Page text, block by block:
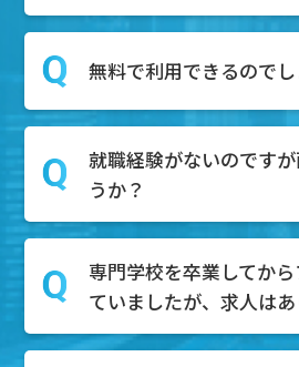
いますので、転職市場で
第二新卒とは、一般的に
てから１～3年以内の社
しての経験が浅い人材を
す。
はい、DYM就職では転職
相談内容としては、キャ
い、自分の市場価値を知
待遇の不満がある、上司
関係がうまくいかない、
たくさんいらっしゃいます
ぜひそのようなお悩みも
面談にご予約ください。
無料で利用できるのでし
はい。無料でご利用可能
求職者様はDYM就職のエ
ビスを無料で利用するこ
就職経験がないのです
うか？
もちろん可能でございま
タンからご予約いただけ
のキャリアアドバイザー
専門学校を卒業してか
ていましたが、求人は